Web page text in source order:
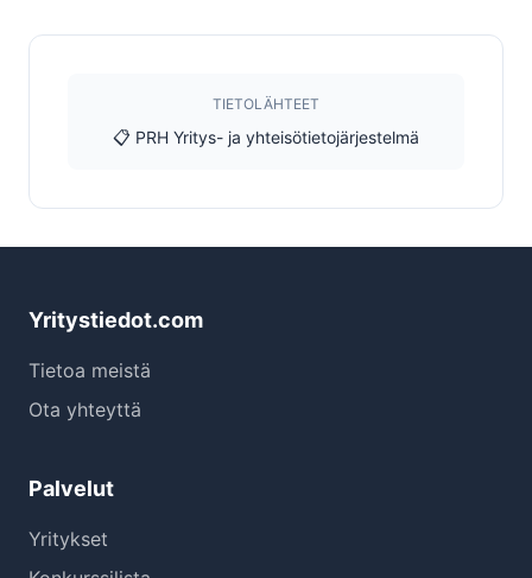
TIETOLÄHTEET
📋 PRH Yritys- ja yhteisötietojärjestelmä
Yritystiedot.com
Tietoa meistä
Ota yhteyttä
Palvelut
Yritykset